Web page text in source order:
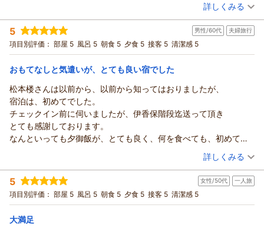
との事、次回お会い出来る日を楽しみに
日々精進して参ります。
ゆさまま様の又のお越しをスタッフ一同
心よりお待ちしております。
ホテル松本楼
須長 政幸
大切にしておりますので「なんといっても
接客の素晴らしさに感服です。スタッフの方の
接客も良かったですが、年配のスタッフの方の
何気ない心づかいも素晴らしかったです。」
とのお言葉、とても嬉しく存じます。
から口批評の息子も大満足。お夕食のお酒も
進んでしまいました。」との過分なお言葉
本当にありがとうございます。
地元野菜をふんだんに使った朝食バイキングや
黄金・白銀の温泉もお楽しみ下さり
良かったです。黄金の湯、白銀の湯2種類の
温泉に入れるのも楽しかったです。」との事
何よりでございます。
次回もノン様により一層お喜び頂ける様
投稿者： かとちゃんさん(女性/60代)
宿泊プラン： 【泊まって良かった宿大賞受賞☆記念プラン】スタンダード会
席が料金そのまま＜グレードアップ会席＞に！
和室 朝・夕
宿泊価格帯： 30,001円以上(大人一人あたり/税込)
かとちゃん 様
先日は日本全国様々な旅館の中より伊香保温泉の
ホテル松本楼をお選び頂きまして
誠にありがとうございました。
眺望おすすめ・角部・琉球畳のリビング＆ツインベッドの
お部屋をご予約頂き「お部屋からの絶景が楽しめる
ホテルでした。お掃除も行き届いていて、快適でした。」
とのコメント、有り難いです。
『 地産地消 』 推進店に認定される当館ならではの
季節毎の 『 群馬の旬の恵み 』 の創作料理が
ご予想と違った様ですが、群馬の地野菜を使った煮物、
詳しくみる
5 男性/60代 夫婦旅行
項目別評価： 部屋 5 風呂 5 朝食 5 夕食 5 接客 5 清潔感 5
おもてなしと気遣いが、とても良い宿でした
松本楼さんは以前から、以前から知ってはおりましたが、
宿泊は、初めてでした。
チェックイン前に伺いましたが、伊香保階段迄送って頂き
とても感謝しております。
なんといっても夕御飯が、とても良く、何を食べても、初めて食
朝食のバイキングも、たくさんの料理があり、とても美味しかっ
たです。
お風呂もとても広く、温泉も良かったです。
是非、また宿泊したい旅館でした。
とても楽しい旅行でした。
（投稿日：2026/06/13）
宿泊時期： 2026年06月宿泊 (夫婦旅行)
投稿者： 松ちゃんさん
宿泊プラン： 【泊まって良かった宿大賞受賞☆記念プラン】スタンダード会
席が料金そのまま＜グレードアップ会席＞に！
ツイン 朝・夕
宿泊価格帯：
詳しくみる
5 女性/50代 一人旅
項目別評価： 部屋 5 風呂 5 朝食 5 夕食 5 接客 5 清潔感 5
大満足